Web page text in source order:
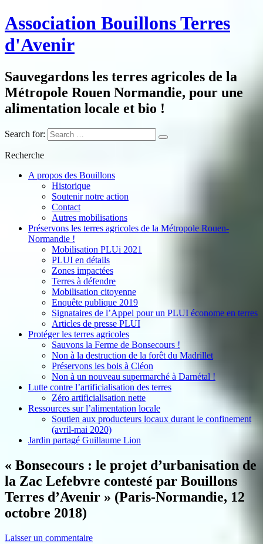
Association Bouillons Terres
d'Avenir
Sauvegardons les terres agricoles de la
Métropole Rouen Normandie, pour une
alimentation locale et bio !
Search for:
Recherche
A propos des Bouillons
Historique
Soutenir notre action
Contact
Autres mobilisations
Préservons les terres agricoles de la Métropole Rouen-
Normandie !
Mobilisation PLUi 2021
PLUI en détails
Zones impactées
Terres à défendre
Mobilisation citoyenne
Enquête publique 2019
Signataires de l’Appel pour un PLUI économe en terres
Articles de presse PLUI
Protéger les terres agricoles
Sauvons la Ferme de Bonsecours !
Non à la destruction de la forêt du Madrillet
Préservons les bois à Cléon
Non à un nouveau supermarché à Darnétal !
Lutte contre l’artificialisation des terres
Zéro artificialisation nette
Ressources sur l’alimentation locale
Soutien aux producteurs locaux durant le confinement
(avril-mai 2020)
Jardin partagé Guillaume Lion
« Bonsecours : le projet d’urbanisation de
la Zac Lefebvre contesté par Bouillons
Terres d’Avenir » (Paris-Normandie, 12
octobre 2018)
Laisser un commentaire